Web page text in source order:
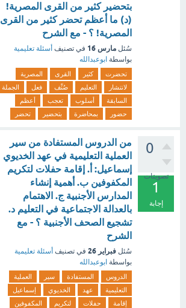
بتحضير كثير من القرى المصرية!
(د) ما أعظم تحضر كثير من القرى
المصرية! ؟ - مع الشرح
سُئل مارس 16 في تصنيف أسئلة تعليمية
بواسطة ابوعبدالله
تحضرت كثير القرى
المصرية
لانتشار
التعليم صُنِّف فعل
الجملة
السابقة
أسلوب تعجب
أعظم
حضور
بمحاضرة بتحضير تحضر
0
تصويتات
1
إجابة
من الدروس المستفادة من سير
العملية التعليمية في عهد الخديوي
إسماعيل: أ. إقامة حفلات لتكريم
المكفوفين ب. أهمية إنشاء
المدارس الأجنبية ج. الاهتمام
بالعدالة الاجتماعية في التعليم د.
تشجيع الصحف الأجنبية ؟ - مع
الشرح
سُئل فبراير 26 في تصنيف أسئلة تعليمية
بواسطة ابوعبدالله
الدروس المستفادة سير
العملية
التعليمية
عهد الخديوي
إسماعيل
إقامة
حفلات لتكريم
المكفوفين